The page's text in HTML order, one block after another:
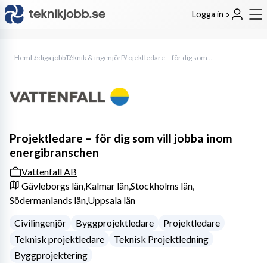
Logga in
HemLediga jobbTeknik & ingenjör Projektledare – för dig som vill jobba inom energibranschen
Projektledare – för dig som vill jobba inom
energibranschen
Vattenfall AB
Gävleborgs län,Kalmar län,Stockholms län,
Södermanlands län,Uppsala län
Civilingenjör
Byggprojektledare
Projektledare
Teknisk projektledare
Teknisk Projektledning
Byggprojektering